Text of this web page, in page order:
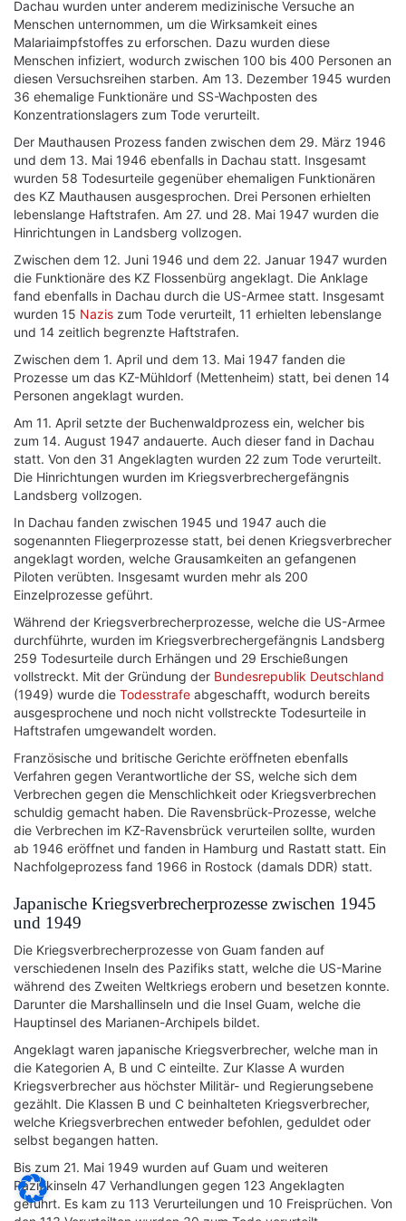
Dachau wurden unter anderem medizinische Versuche an
Menschen unternommen, um die Wirksamkeit eines
Malariaimpfstoffes zu erforschen. Dazu wurden diese
Menschen infiziert, wodurch zwischen 100 bis 400 Personen an
diesen Versuchsreihen starben. Am 13. Dezember 1945 wurden
36 ehemalige Funktionäre und SS-Wachposten des
Konzentrationslagers zum Tode verurteilt.
Der Mauthausen Prozess fanden zwischen dem 29. März 1946
und dem 13. Mai 1946 ebenfalls in Dachau statt. Insgesamt
wurden 58 Todesurteile gegenüber ehemaligen Funktionären
des KZ Mauthausen ausgesprochen. Drei Personen erhielten
lebenslange Haftstrafen. Am 27. und 28. Mai 1947 wurden die
Hinrichtungen in Landsberg vollzogen.
Zwischen dem 12. Juni 1946 und dem 22. Januar 1947 wurden
die Funktionäre des KZ Flossenbürg angeklagt. Die Anklage
fand ebenfalls in Dachau durch die US-Armee statt. Insgesamt
wurden 15 Nazis zum Tode verurteilt, 11 erhielten lebenslange
und 14 zeitlich begrenzte Haftstrafen.
Zwischen dem 1. April und dem 13. Mai 1947 fanden die
Prozesse um das KZ-Mühldorf (Mettenheim) statt, bei denen 14
Personen angeklagt wurden.
Am 11. April setzte der Buchenwaldprozess ein, welcher bis
zum 14. August 1947 andauerte. Auch dieser fand in Dachau
statt. Von den 31 Angeklagten wurden 22 zum Tode verurteilt.
Die Hinrichtungen wurden im Kriegsverbrechergefängnis
Landsberg vollzogen.
In Dachau fanden zwischen 1945 und 1947 auch die
sogenannten Fliegerprozesse statt, bei denen Kriegsverbrecher
angeklagt worden, welche Grausamkeiten an gefangenen
Piloten verübten. Insgesamt wurden mehr als 200
Einzelprozesse geführt.
Während der Kriegsverbrecherprozesse, welche die US-Armee
durchführte, wurden im Kriegsverbrechergefängnis Landsberg
259 Todesurteile durch Erhängen und 29 Erschießungen
vollstreckt. Mit der Gründung der Bundesrepublik Deutschland
(1949) wurde die Todesstrafe abgeschafft, wodurch bereits
ausgesprochene und noch nicht vollstreckte Todesurteile in
Haftstrafen umgewandelt worden.
Französische und britische Gerichte eröffneten ebenfalls
Verfahren gegen Verantwortliche der SS, welche sich dem
Verbrechen gegen die Menschlichkeit oder Kriegsverbrechen
schuldig gemacht haben. Die Ravensbrück-Prozesse, welche
die Verbrechen im KZ-Ravensbrück verurteilen sollte, wurden
ab 1946 eröffnet und fanden in Hamburg und Rastatt statt. Ein
Nachfolgeprozess fand 1966 in Rostock (damals DDR) statt.
Japanische Kriegsverbrecherprozesse zwischen 1945
und 1949
Die Kriegsverbrecherprozesse von Guam fanden auf
verschiedenen Inseln des Pazifiks statt, welche die US-Marine
während des Zweiten Weltkriegs erobern und besetzen konnte.
Darunter die Marshallinseln und die Insel Guam, welche die
Hauptinsel des Marianen-Archipels bildet.
Angeklagt waren japanische Kriegsverbrecher, welche man in
die Kategorien A, B und C einteilte. Zur Klasse A wurden
Kriegsverbrecher aus höchster Militär- und Regierungsebene
gezählt. Die Klassen B und C beinhalteten Kriegsverbrecher,
welche Kriegsverbrechen entweder befohlen, geduldet oder
selbst begangen hatten.
Bis zum 21. Mai 1949 wurden auf Guam und weiteren
Pazifikinseln 47 Verhandlungen gegen 123 Angeklagten
geführt. Es kam zu 113 Verurteilungen und 10 Freisprüchen. Von